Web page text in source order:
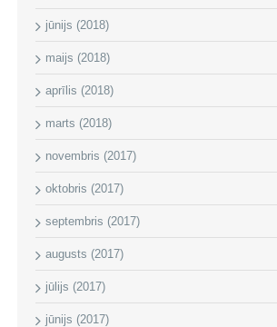
jūnijs (2018)
maijs (2018)
aprīlis (2018)
marts (2018)
novembris (2017)
oktobris (2017)
septembris (2017)
augusts (2017)
jūlijs (2017)
jūnijs (2017)